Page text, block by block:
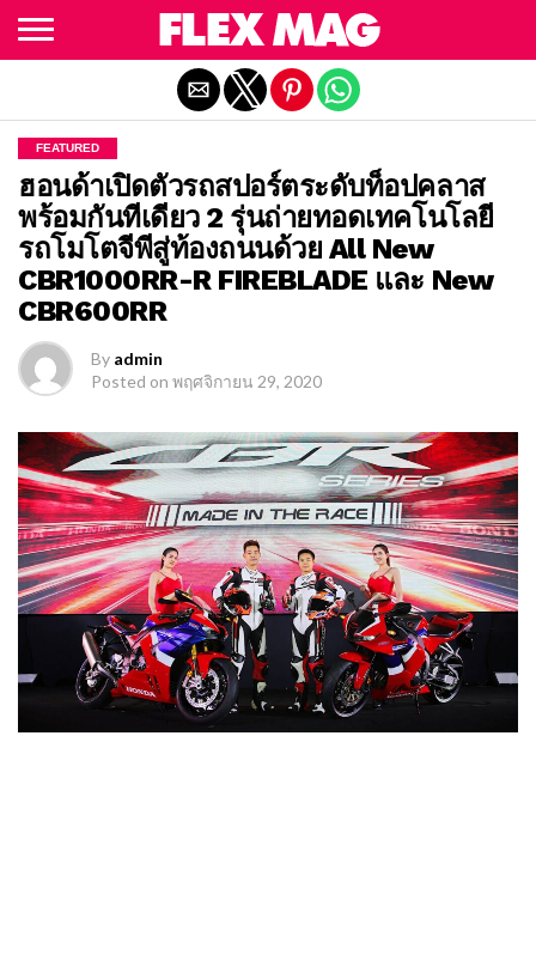
FEATURED
ฮอนด้าเปิดตัวรถสปอร์ตระดับท็อปคลาส
พร้อมกันทีเดียว 2 รุ่นถ่ายทอดเทคโนโลยี
รถโมโตจีพีสู่ท้องถนนด้วย All New
CBR1000RR-R FIREBLADE และ New
CBR600RR
By admin
Posted on พฤศจิกายน 29, 2020
Exit mobile version